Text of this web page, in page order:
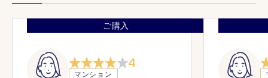
ご購入
4
マンション